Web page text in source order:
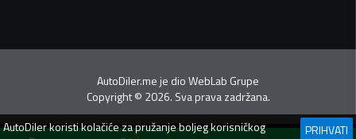
AutoDiler.me je dioWebLab Grupe
Copyright© 2026. Sva prava zadržana.
AutoDilerkoristi kolačiće za pružanje boljeg korisničkog
PRIHVATI